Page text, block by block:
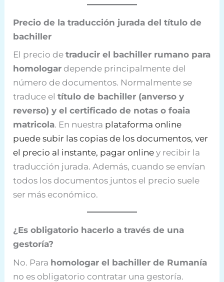
Precio de la traducción jurada del título de
bachiller
El precio detraducir el bachiller rumano para
homologar depende principalmente del
número de documentos. Normalmente se
traduce eltítulo de bachiller (anverso y
reverso) y el certificado de notas o foaia
matricola. En nuestra plataforma online
puede subir las copias de los documentos, ver
el precio al instante, pagar online y recibir la
traducción jurada. Además, cuando se envían
todos los documentos juntos el precio suele
ser más económico.
¿Es obligatorio hacerlo a través de una
gestoría?
No. Para homologar el bachiller de Rumanía
no es obligatorio contratar una gestoría.